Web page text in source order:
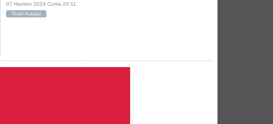
07 Haziran 2024 Cuma 20:11
Ticari Araçlar